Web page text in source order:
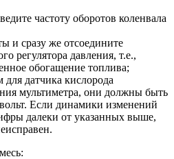
частоту оборотов коленвала
и сразу же отсоедините
регулятора давления, т.е.,
обогащение топлива;
мультиметра, они должны быть
Если динамики изменений
далеки от указанных выше,